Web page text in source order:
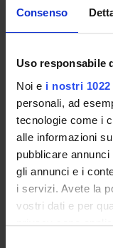
Consenso
Uso responsabile
Noi e i nostri
personali, ad
tecnologie come i
alle informazioni
pubblicare
gli annunci e i
i servizi. Avete la
vostri dati e per
privacy sono
PHD
TRAINING
Contacts
People
Places
Calendar